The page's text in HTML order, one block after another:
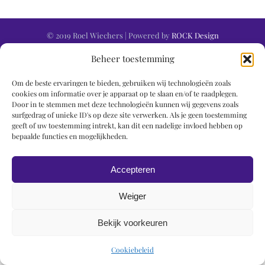
Beheer toestemming
Om de beste ervaringen te bieden, gebruiken wij technologieën zoals
cookies om informatie over je apparaat op te slaan en/of te raadplegen.
Door in te stemmen met deze technologieën kunnen wij gegevens zoals
surfgedrag of unieke ID's op deze site verwerken. Als je geen toestemming
geeft of uw toestemming intrekt, kan dit een nadelige invloed hebben op
bepaalde functies en mogelijkheden.
Accepteren
Weiger
Bekijk voorkeuren
Cookiebeleid
© 2019 Roel Wiechers | Powered by ROCK Design